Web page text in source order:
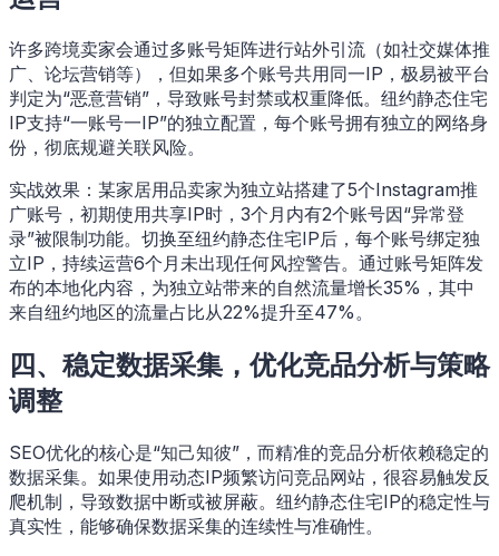
许多跨境卖家会通过多账号矩阵进行站外引流（如社交媒体推
广、论坛营销等），但如果多个账号共用同一IP，极易被平台
判定为“恶意营销”，导致账号封禁或权重降低。纽约静态住宅
IP支持“一账号一IP”的独立配置，每个账号拥有独立的网络身
份，彻底规避关联风险。
实战效果：某家居用品卖家为独立站搭建了5个Instagram推
广账号，初期使用共享IP时，3个月内有2个账号因“异常登
录”被限制功能。切换至纽约静态住宅IP后，每个账号绑定独
立IP，持续运营6个月未出现任何风控警告。通过账号矩阵发
布的本地化内容，为独立站带来的自然流量增长35%，其中
来自纽约地区的流量占比从22%提升至47%。
四、稳定数据采集，优化竞品分析与策略
调整
SEO优化的核心是“知己知彼”，而精准的竞品分析依赖稳定的
数据采集。如果使用动态IP频繁访问竞品网站，很容易触发反
爬机制，导致数据中断或被屏蔽。纽约静态住宅IP的稳定性与
真实性，能够确保数据采集的连续性与准确性。